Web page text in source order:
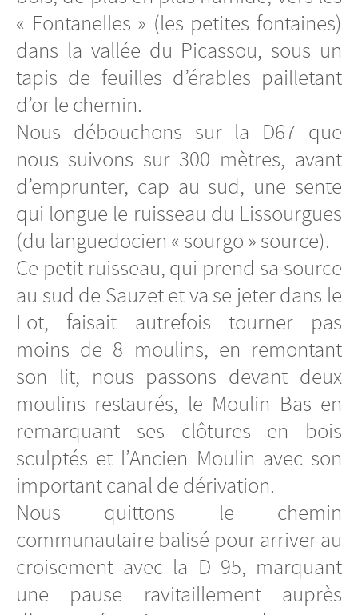
« Fontanelles » (les petites fontaines)
dans la vallée du Picassou, sous un
tapis de feuilles d’érables pailletant
d’or le chemin.
Nous débouchons sur la D67 que
nous suivons sur 300 mètres, avant
d’emprunter, cap au sud, une sente
qui longue le ruisseau du Lissourgues
(du languedocien « sourgo » source).
Ce petit ruisseau, qui prend sa source
au sud de Sauzet et va se jeter dans le
Lot, faisait autrefois tourner pas
moins de 8 moulins, en remontant
son lit, nous passons devant deux
moulins restaurés, le Moulin Bas en
remarquant ses clôtures en bois
sculptés et l’Ancien Moulin avec son
important canal de dérivation.
Nous quittons le chemin
communautaire balisé pour arriver au
croisement avec la D 95, marquant
une pause ravitaillement auprès